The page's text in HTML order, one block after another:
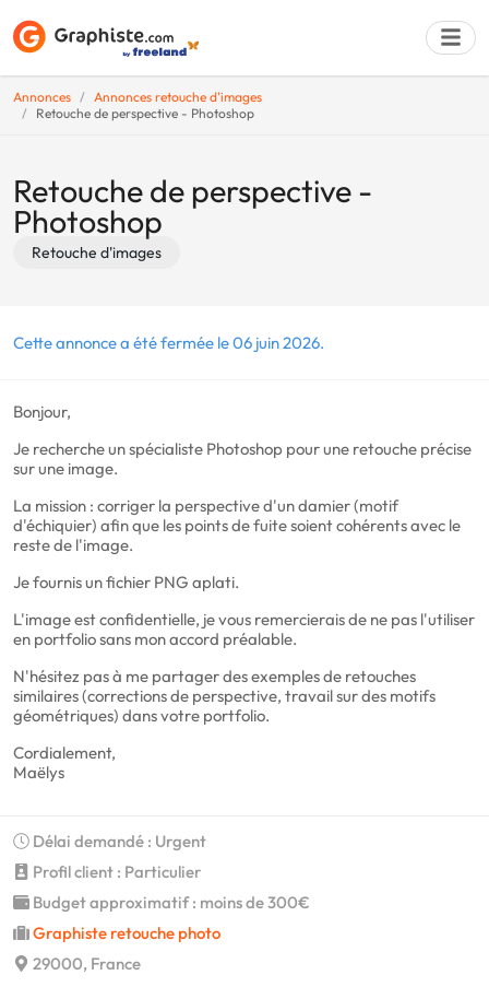
Annonces
Annonces retouche d'images
Retouche de perspective - Photoshop
Retouche de perspective -
Photoshop
Retouche d'images
Cette annonce a été fermée le 06 juin 2026.
Bonjour,
Je recherche un spécialiste Photoshop pour une retouche précise
sur une image.
La mission : corriger la perspective d'un damier (motif
d'échiquier) afin que les points de fuite soient cohérents avec le
reste de l'image.
Je fournis un fichier PNG aplati.
L'image est confidentielle, je vous remercierais de ne pas l'utiliser
en portfolio sans mon accord préalable.
N'hésitez pas à me partager des exemples de retouches
similaires (corrections de perspective, travail sur des motifs
géométriques) dans votre portfolio.
Cordialement,
Maëlys
Délai demandé : Urgent
Profil client : Particulier
Budget approximatif : moins de 300€
Graphiste retouche photo
29000, France